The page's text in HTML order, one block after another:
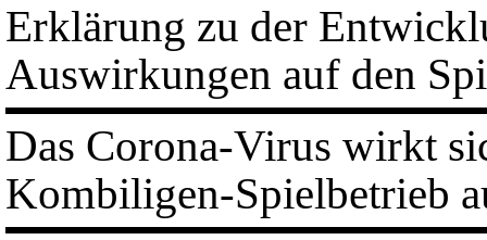
Erklärung zu der
Auswirkungen auf den
Das Corona-Virus wirkt
Kombiligen-Spielbetrieb